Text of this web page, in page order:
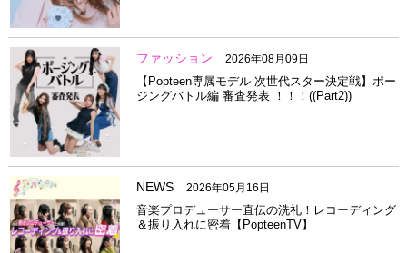
ファッション 2026年08月09日
【Popteen専属モデル 次世代スター決定戦】ポー
ジングバトル編 審査発表 ！！！((Part2))
NEWS 2026年05月16日
音楽プロデューサー直伝の洗礼！レコーディング
＆振り入れに密着【PopteenTV】